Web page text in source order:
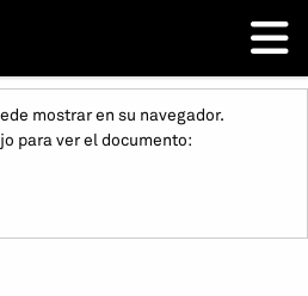
mostrar en su navegador.
para ver el documento: